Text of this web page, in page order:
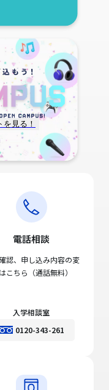
見る！
電話相談
認、申し込み内容の変
こちら（通話無料）
入学相談室
0120-343-261